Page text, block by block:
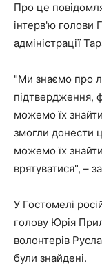
Про це
інтерв'ю голови
адміністрації
"Ми знаємо про
підтвердження,
можемо їх
змогли донести
можемо їх
врятуватися", –
У Гостомелі
голову Юрія
волонтерів
були знайдені.